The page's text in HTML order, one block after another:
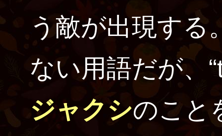
う敵が出現する
ない用語だが、
ジャクシのこと